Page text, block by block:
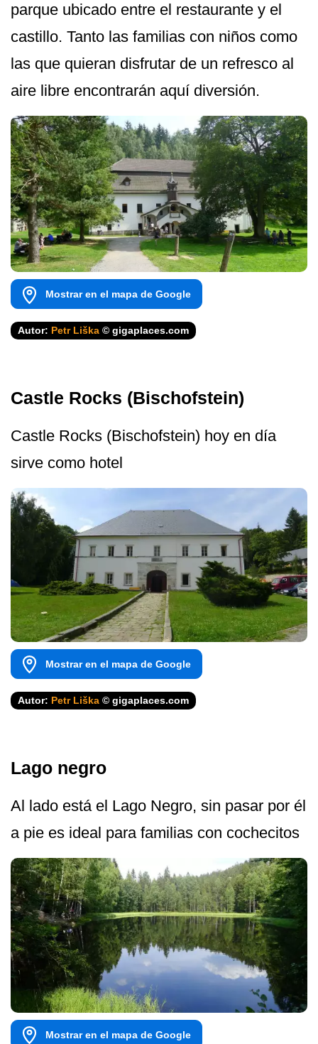
parque ubicado entre el restaurante y el
castillo. Tanto las familias con niños como
las que quieran disfrutar de un refresco al
aire libre encontrarán aquí diversión.
Mostrar en el mapa de Google
Autor: Petr Liška © gigaplaces.com
Castle Rocks (Bischofstein)
Castle Rocks (Bischofstein) hoy en día
sirve como hotel
Mostrar en el mapa de Google
Autor: Petr Liška © gigaplaces.com
Lago negro
Al lado está el Lago Negro, sin pasar por él
a pie es ideal para familias con cochecitos
Mostrar en el mapa de Google